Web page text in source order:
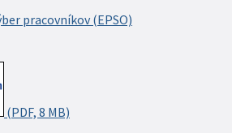
pracovníkov (EPSO)
(PDF, 8 MB)